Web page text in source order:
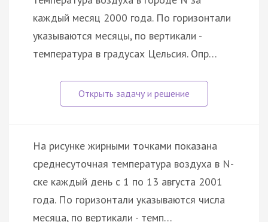
каждый месяц 2000 года. По горизонтали
указываются месяцы, по вертикали -
температура в градусах Цельсия. Опр…
На рисунке жирными точками показана
среднесуточная температура воздуха в N-
ске каждый день с 1 по 13 августа 2001
года. По горизонтали указываются числа
месяца, по вертикали - темп…